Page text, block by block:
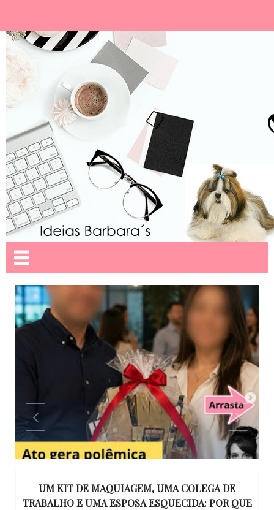
UM KIT DE MAQUIAGEM, UMA COLEGA DE
TRABALHO E UMA ESPOSA ESQUECIDA: POR QUE